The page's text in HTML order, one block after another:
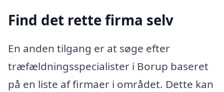
Find det rette firma selv
En anden tilgang er at søge efter
træfældningsspecialister i Borup baseret
på en liste af firmaer i området. Dette kan